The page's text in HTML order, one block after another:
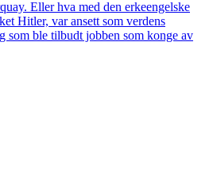
Eller hva med den erkeengelske
Hitler, var ansett som verdens
som ble tilbudt jobben som konge av